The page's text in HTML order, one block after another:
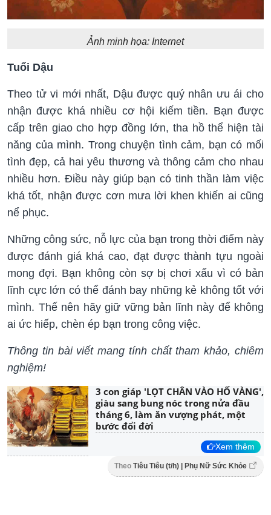
Ảnh minh họa: Internet
Tuổi Dậu
Theo tử vi mới nhất, Dậu được quý nhân ưu ái cho
nhận được khá nhiều cơ hội kiếm tiền. Bạn được
cấp trên giao cho hợp đồng lớn, tha hồ thể hiện tài
năng của mình. Trong chuyện tình cảm, bạn có mối
tình đẹp, cả hai yêu thương và thông cảm cho nhau
nhiều hơn. Điều này giúp bạn có tinh thần làm việc
khá tốt, nhận được cơn mưa lời khen khiến ai cũng
nể phục.
Những công sức, nỗ lực của bạn trong thời điểm này
được đánh giá khá cao, đạt được thành tựu ngoài
mong đợi. Bạn không còn sợ bị chơi xấu vì có bản
lĩnh cực lớn có thể đánh bay những kẻ không tốt với
mình. Thế nên hãy giữ vững bản lĩnh này để không
ai ức hiếp, chèn ép bạn trong công việc.
Thông tin bài viết mang tính chất tham khảo, chiêm
nghiệm!
3 con giáp 'LỌT CHÂN VÀO HỐ VÀNG',
giàu sang bung nóc trong nửa đầu
tháng 6, làm ăn vượng phát, một
bước đổi đời
Xem thêm
Theo Tiêu Tiêu (t/h) | Phụ Nữ Sức Khỏe